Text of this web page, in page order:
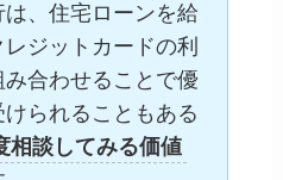
は、住宅ローンを給
ジットカードの利
み合わせることで優
られることもある
相談してみる価値